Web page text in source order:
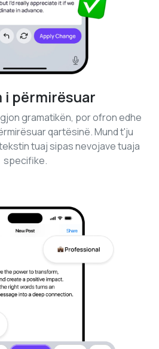
i përmirësuar
gramatikën, por ofron edhe
qartësinë. Mund t'ju
tuaj sipas nevojave tuaja
specifike.